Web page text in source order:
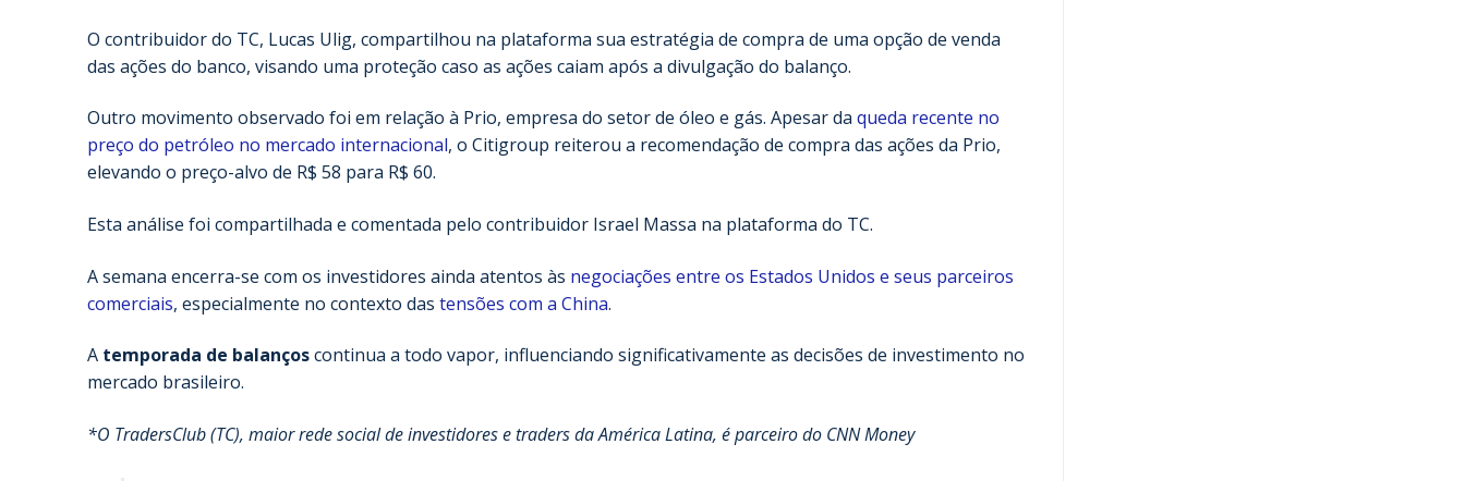
O contribuidor do TC, Lucas Ulig, compartilhou na plataforma sua estratégia de compra de uma opção de venda
das ações do banco, visando uma proteção caso as ações caiam após a divulgação do balanço.
Outro movimento observado foi em relação à Prio, empresa do setor de óleo e gás. Apesar da queda recente no
preço do petróleo no mercado internacional, o Citigroup reiterou a recomendação de compra das ações da Prio,
elevando o preço-alvo de R$ 58 para R$ 60.
Esta análise foi compartilhada e comentada pelo contribuidor Israel Massa na plataforma do TC.
A semana encerra-se com os investidores ainda atentos às negociações entre os Estados Unidos e seus parceiros
comerciais, especialmente no contexto das tensões com a China.
A temporada de balançoscontinua a todo vapor, influenciando significativamente as decisões de investimento no
mercado brasileiro.
*O TradersClub (TC), maior rede social de investidores e traders da América Latina, é parceiro do CNN Money